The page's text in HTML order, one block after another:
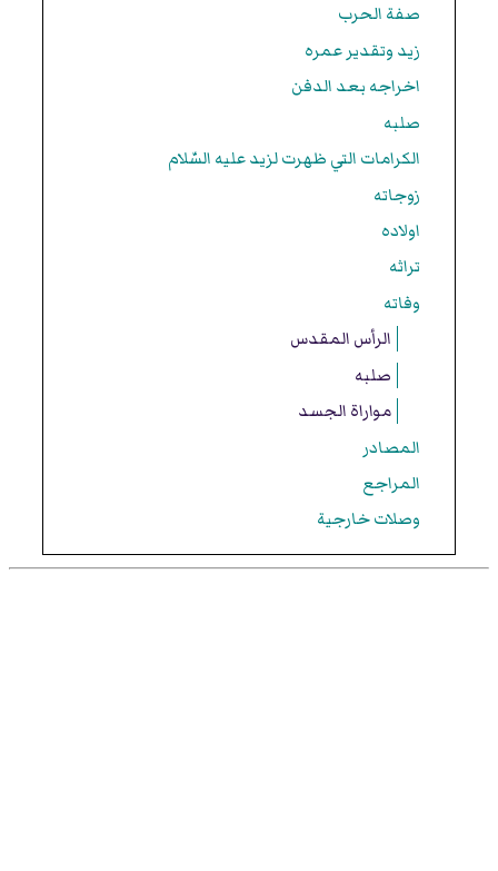
صفة الحرب
زيد وتقدير عمره
اخراجه بعد الدفن
صلبه
الكرامات التي ظهرت لزيد عليه السّلام
زوجاته
اولاده
تراثه
وفاته
الرأس المقدس
صلبه
مواراة الجسد
المصادر
المراجع
وصلات خارجية